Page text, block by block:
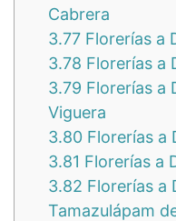
Cabrera
3.77 Florerías a
3.78 Florerías a
3.79 Florerías a
Viguera
3.80 Florerías a
3.81 Florerías a
3.82 Florerías a
Tamazulápam